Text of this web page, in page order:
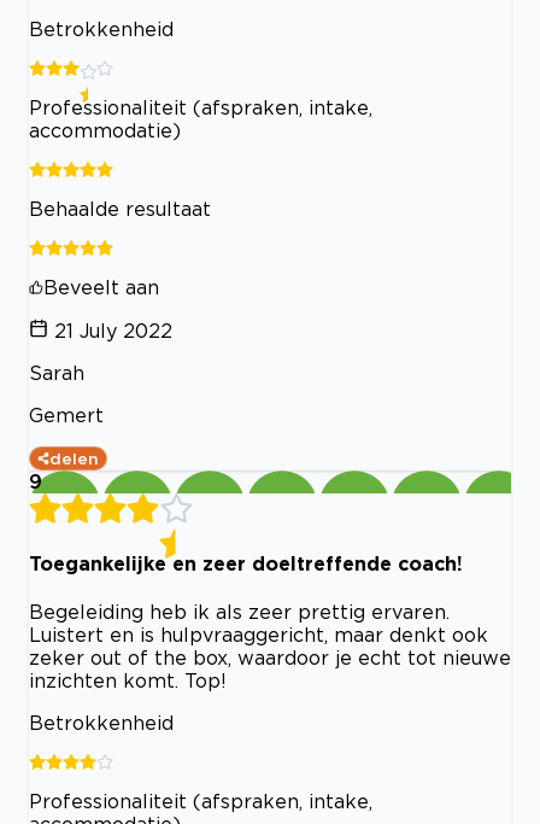
Betrokkenheid
Professionaliteit (afspraken, intake,
accommodatie)
Behaalde resultaat
Beveelt aan
21 July 2022
Sarah
Gemert
delen
9
Toegankelijke en zeer doeltreffende coach!
Begeleiding heb ik als zeer prettig ervaren.
Luistert en is hulpvraaggericht, maar denkt ook
zeker out of the box, waardoor je echt tot nieuwe
inzichten komt. Top!
Betrokkenheid
Professionaliteit (afspraken, intake,